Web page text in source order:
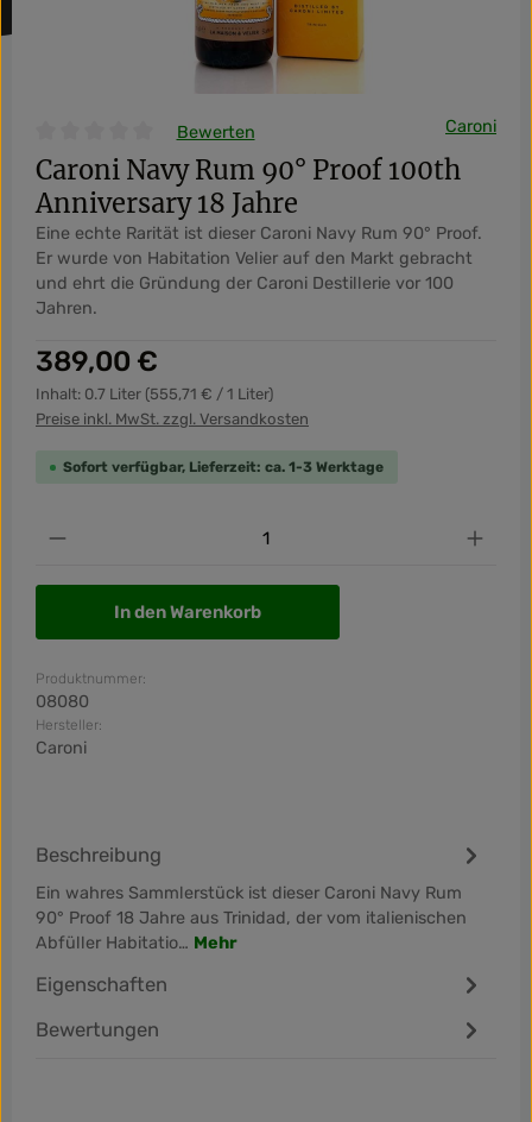
Durchschnittliche Bewertung von 0 von 5 Sternen
Bewerten Caroni
Caroni Navy Rum 90° Proof 100th
Anniversary 18 Jahre
Eine echte Rarität ist dieser Caroni Navy Rum 90° Proof.
Er wurde von Habitation Velier auf den Markt gebracht
und ehrt die Gründung der Caroni Destillerie vor 100
Jahren.
Regulärer Preis:
389,00 €
Inhalt: 0.7 Liter (555,71 € / 1 Liter)
Preise inkl. MwSt. zzgl. Versandkosten
Sofort verfügbar, Lieferzeit: ca. 1-3 Werktage
Produkt Anzahl: Gib den gewünschten Wert
In den Warenkorb
Produktnummer:
08080
Hersteller:
Caroni
Beschreibung
Ein wahres Sammlerstück ist dieser Caroni Navy Rum
90° Proof 18 Jahre aus Trinidad, der vom italienischen
Abfüller Habitatio… Mehr
Eigenschaften
Bewertungen